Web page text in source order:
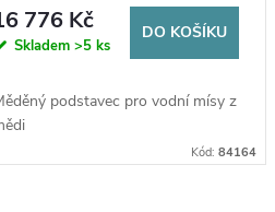
776 Kč
Skladem>5 ks
DO KOŠÍKU
podstavec pro vodní mísy z
Kód: 84164